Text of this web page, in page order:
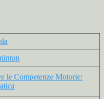
le Competenze Motorie: